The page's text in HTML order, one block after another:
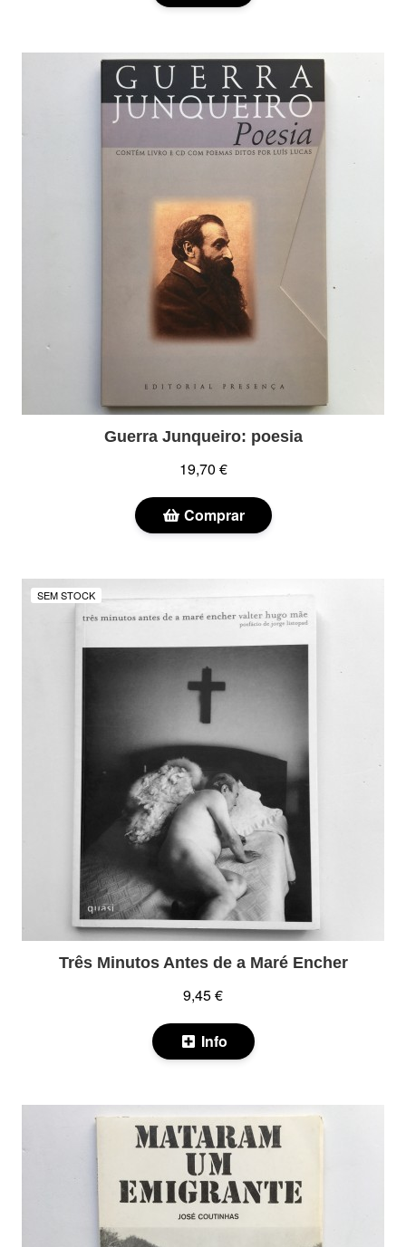
Guerra Junqueiro: poesia
19,70 €
Comprar
SEM STOCK
Três Minutos Antes de a Maré Encher
9,45 €
Info